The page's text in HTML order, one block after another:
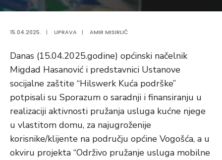
15.04.2025. | UPRAVA | AMIR MISIRLIĆ
Danas (15.04.2025.godine) općinski načelnik
Migdad Hasanović i predstavnici Ustanove
socijalne zaštite “Hilswerk Kuća podrške”
potpisali su Sporazum o saradnji i finansiranju u
realizaciji aktivnosti pružanja usluga kućne njege
u vlastitom domu, za najugroženije
korisnike/klijente na području općine Vogošća, a u
okviru projekta “Održivo pružanje usluga mobilne